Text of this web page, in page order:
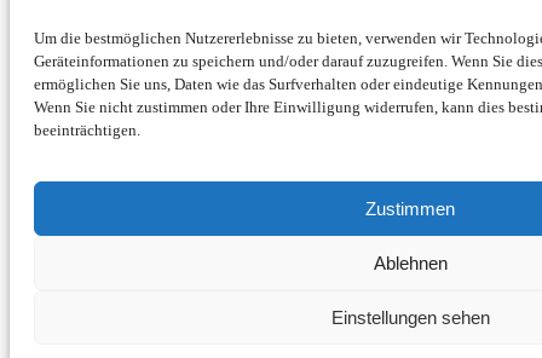
Um die bestmöglichen Nutzererlebnisse zu bieten, verwenden wir
Geräteinformationen zu speichern und/oder darauf zuzugreifen. Wenn Sie
ermöglichen Sie uns, Daten wie das Surfverhalten oder eindeutige
Wenn Sie nicht zustimmen oder Ihre Einwilligung widerrufen, kann dies
beeinträchtigen.
Zustimmen
Ablehnen
Einstellungen sehen